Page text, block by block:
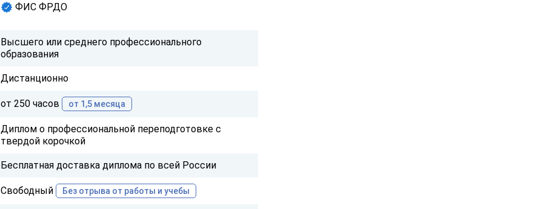
ФИС ФРДО
Высшего или среднего профессионального
образования
Дистанционно
от 250 часов от 1,5 месяца
Диплом о профессиональной переподготовке с
твердой корочкой
Бесплатная доставка диплома по всей России
Свободный Без отрыва от работы и учебы